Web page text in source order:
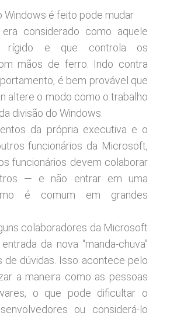
Windows é feito pode mudar
considerado como aquele
e que controla os
mãos de ferro. Indo contra
é bem provável que
altere o modo como o trabalho
divisão do Windows.
da própria executiva e o
funcionários da Microsoft,
funcionários devem colaborar
— e não entrar em uma
é comum em grandes
colaboradores da Microsoft
da nova “manda-chuva”
de dúvidas. Isso acontece pelo
a maneira como as pessoas
o que pode dificultar o
ou considerá-lo